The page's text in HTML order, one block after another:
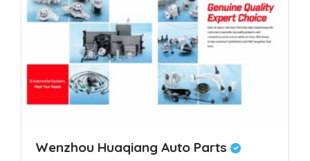
Wenzhou Huaqiang Auto Parts